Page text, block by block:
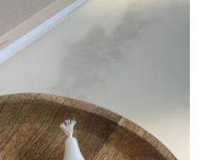
Auf meine
Wunschliste!